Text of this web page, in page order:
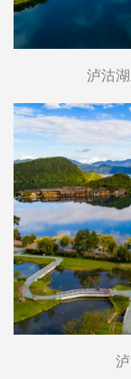
泸沽